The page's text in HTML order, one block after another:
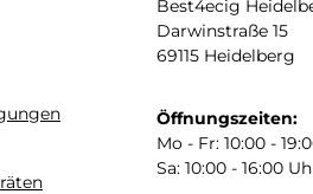
Best4ecig
Darwinstraße 15
69115 Heidelberg
Öffnungszeiten:
Mo - Fr: 10:00 -
Sa: 10:00 - 16:00